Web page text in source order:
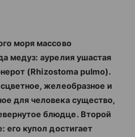
моря массово
медуз: аурелия ушастая
(Rhizostoma pulmo).
желеобразное и
для человека существо,
блюдце. Второй
его купол достигает